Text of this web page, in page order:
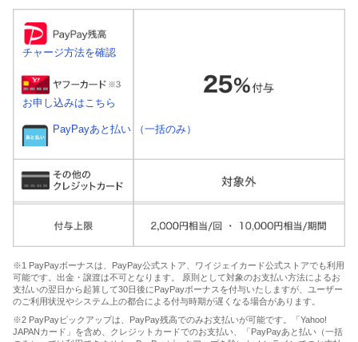
チャージ方法を確認
お申し込みはこちら
PayPayあと払い （一括のみ）
※1 PayPayボーナスは、PayPay公式ストア、ワイジェイカード公式ストアでも利用
可能です。出金・譲渡は不可となります。 原則として対象のお支払い方法によるお
支払いの翌日から起算して30日後にPayPayボーナスを付与いたしますが、ユーザー
のご利用状況やシステム上の都合による付与時期が遅くなる場合があります。
※2 PayPayピックアップは、PayPay残高でのみお支払いが可能です。「Yahoo!
JAPANカード」を含め、クレジットカードでのお支払い、「PayPayあと払い（一括